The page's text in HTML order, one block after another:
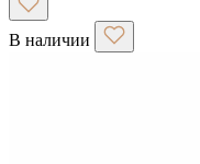
В наличии